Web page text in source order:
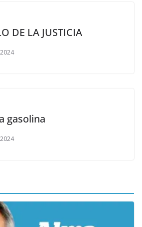
DE LA JUSTICIA
gasolina